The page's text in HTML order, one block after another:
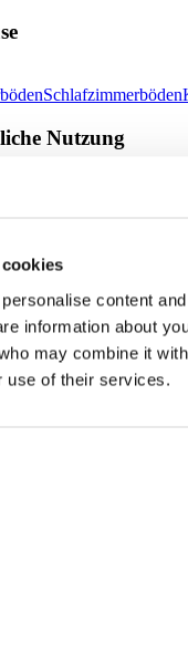
content
information about
may combine it
use of their services.
Schlafzimmerböden
Nutzung
und Kindergärten
FatraClickRS-click